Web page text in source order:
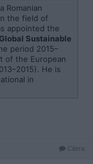
Romanian
the field of
appointed the
Sustainable
period 2015–
of the European
He is
in
Citera